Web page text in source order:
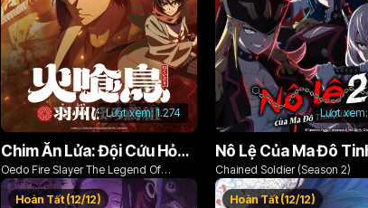
Lượt xem: 1.274
Chim Ăn Lửa: Đội Cứu Hỏa Rách Rưới Vùng Ushu
Oedo Fire Slayer The Legend Of
Phoenix
Lượt xem:
Chained Soldier (Season 2)
Hoàn Tất (12/12) Hoàn Tất (12/12)